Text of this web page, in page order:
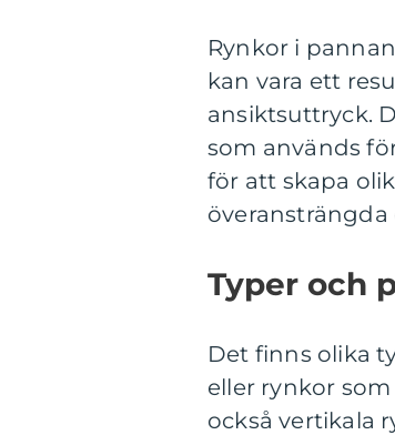
Rynkor i
kan vara ett
ansiktsuttryck.
som används
för att skapa
överansträngda
Typer och
Det finns olika
eller rynkor
också vertikala